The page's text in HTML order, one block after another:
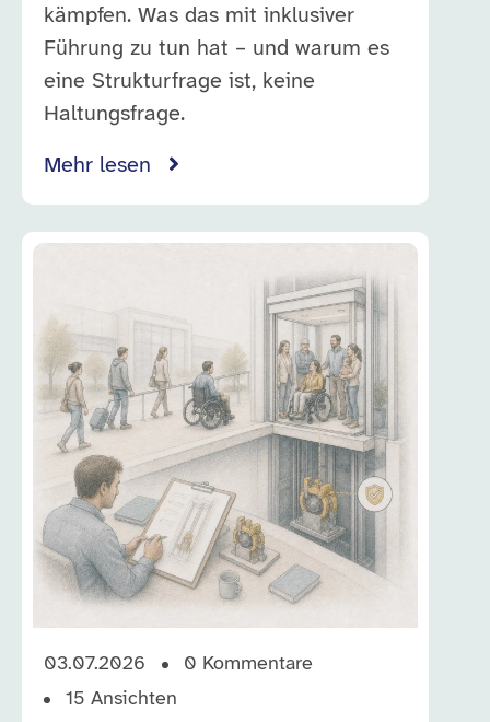
kämpfen. Was das mit inklusiver
Führung zu tun hat – und warum es
eine Strukturfrage ist, keine
Haltungsfrage.
Mehr lesen
03.07.2026 0 Kommentare
15 Ansichten